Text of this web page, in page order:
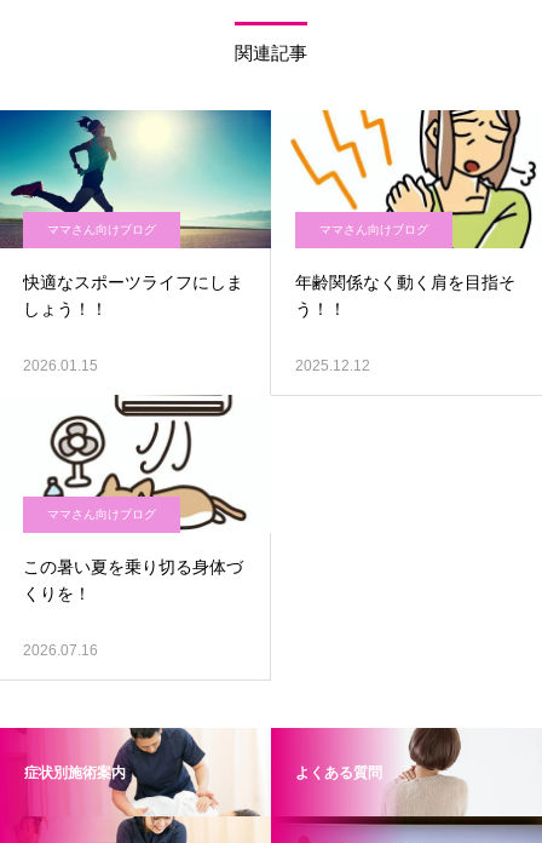
関連記事
ママさん向けブログ
快適なスポーツライフにしま
しょう！！
2026.01.15
ママさん向けブログ
年齢関係なく動く肩を目指そ
う！！
2025.12.12
ママさん向けブログ
この暑い夏を乗り切る身体づ
くりを！
2026.07.16
症状別施術案内 よくある質問